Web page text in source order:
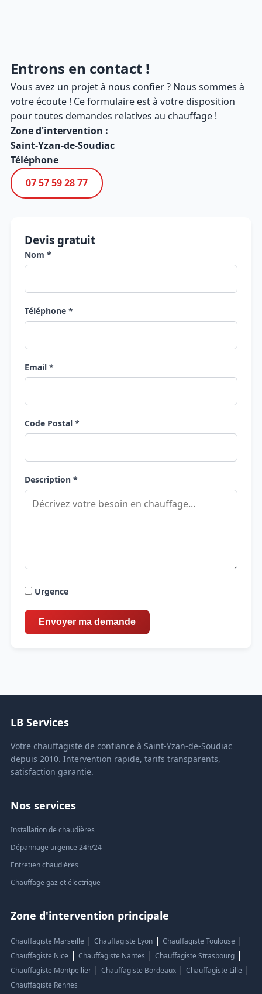
Entrons en contact !
Vous avez un projet à nous confier ? Nous sommes à
votre écoute ! Ce formulaire est à votre disposition
pour toutes demandes relatives au chauffage !
Zone d'intervention :
Saint-Yzan-de-Soudiac
Téléphone
07 57 59 28 77
Devis gratuit
Nom *
Téléphone *
Email *
Code Postal *
Description *
Urgence
LB Services
Votre chauffagiste de confiance à Saint-Yzan-de-Soudiac
depuis 2010. Intervention rapide, tarifs transparents,
satisfaction garantie.
Nos services
Installation de chaudières
Dépannage urgence 24h/24
Entretien chaudières
Chauffage gaz et électrique
Zone d'intervention principale
Chauffagiste Marseille | Chauffagiste Lyon| Chauffagiste Toulouse |
Chauffagiste Nice | Chauffagiste Nantes | Chauffagiste Strasbourg|
Chauffagiste Montpellier| Chauffagiste Bordeaux| Chauffagiste Lille |
Chauffagiste Rennes